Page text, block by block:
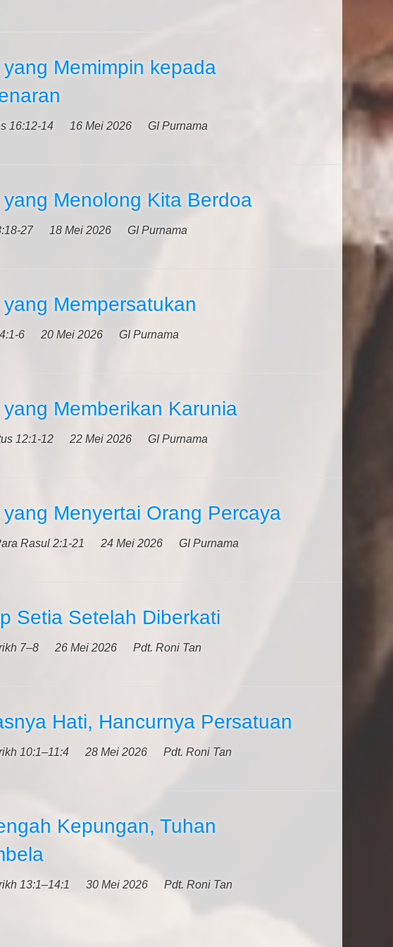
yang Memimpin kepada
16:12-14 16 Mei 2026 GI Purnama
yang Menolong Kita Berdoa
27 18 Mei 2026 GI Purnama
yang Mempersatukan
6 20 Mei 2026 GI Purnama
yang Memberikan Karunia
12:1-12 22 Mei 2026 GI Purnama
yang Menyertai Orang Percaya
Rasul 2:1-21 24 Mei 2026 GI Purnama
Setia Setelah Diberkati
7–8 26 Mei 2026 Pdt. Roni Tan
Hati, Hancurnya Persatuan
10:1–11:4 28 Mei 2026 Pdt. Roni Tan
Kepungan, Tuhan
13:1–14:1 30 Mei 2026 Pdt. Roni Tan